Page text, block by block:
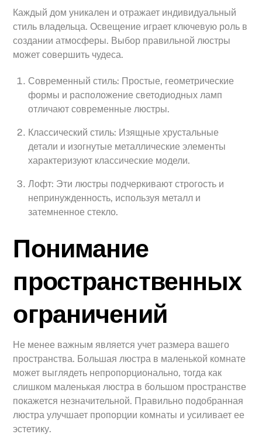
Каждый дом уникален и отражает индивидуальный
стиль владельца. Освещение играет ключевую роль в
создании атмосферы. Выбор правильной люстры
может совершить чудеса.
Современный стиль: Простые, геометрические
формы и расположение светодиодных ламп
отличают современные люстры.
Классический стиль: Изящные хрустальные
детали и изогнутые металлические элементы
характеризуют классические модели.
Лофт: Эти люстры подчеркивают строгость и
непринужденность, используя металл и
затемненное стекло.
Понимание
пространственных
ограничений
Не менее важным является учет размера вашего
пространства. Большая люстра в маленькой комнате
может выглядеть непропорционально, тогда как
слишком маленькая люстра в большом пространстве
покажется незначительной. Правильно подобранная
люстра улучшает пропорции комнаты и усиливает ее
эстетику.